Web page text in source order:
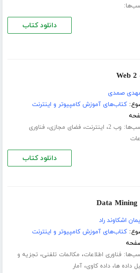
دانلود کتاب
صمدی
کتاب‌های آموزش کامپیوتر و اینترنت
وب 2 ، اینترنت، فضای مجازی، فناوری
دانلود کتاب
اشکاوند راد
کتاب‌های آموزش کامپیوتر و اینترنت
فناوری اطلاعات، مکالمات تلفنی، تجزیه و
داده ها،داده کاوی،آمار